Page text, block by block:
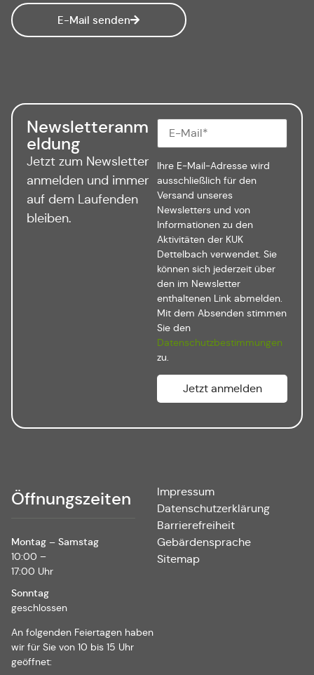
E-Mail senden
Newsletteranm
eldung
Jetzt zum Newsletter
anmelden und immer
auf dem Laufenden
bleiben.
Ihre E-Mail-Adresse wird
ausschließlich für den
Versand unseres
Newsletters und von
Informationen zu den
Aktivitäten der KUK
Dettelbach verwendet. Sie
können sich jederzeit über
den im Newsletter
enthaltenen Link abmelden.
Mit dem Absenden stimmen
Sie den
Datenschutzbestimmungen
zu.
Öffnungszeiten
Montag – Samstag
10:00 –
17:00 Uhr
Sonntag
geschlossen
An folgenden Feiertagen haben
wir für Sie von 10 bis 15 Uhr
geöffnet:
Impressum
Datenschutzerklärung
Barrierefreiheit
Gebärdensprache
Sitemap